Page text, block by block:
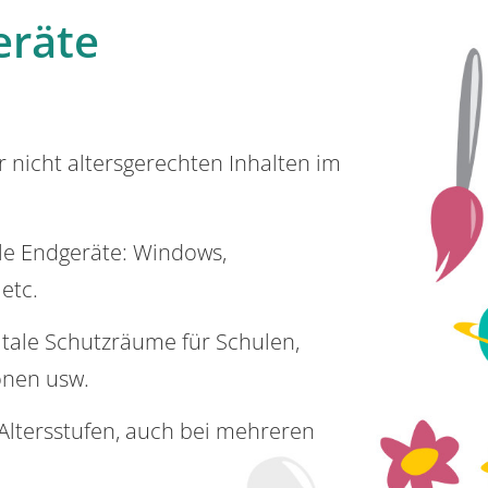
altersgerechten Inhalten im
Endgeräte: Windows,
Schutzräume für Schulen,
usw.
auch bei mehreren